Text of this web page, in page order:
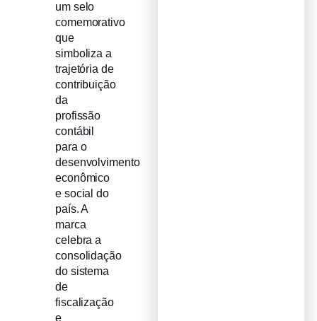
um selo
comemorativo
que
simboliza a
trajetória de
contribuição
da
profissão
contábil
para o
desenvolvimento
econômico
e social do
país. A
marca
celebra a
consolidação
do sistema
de
fiscalização
e